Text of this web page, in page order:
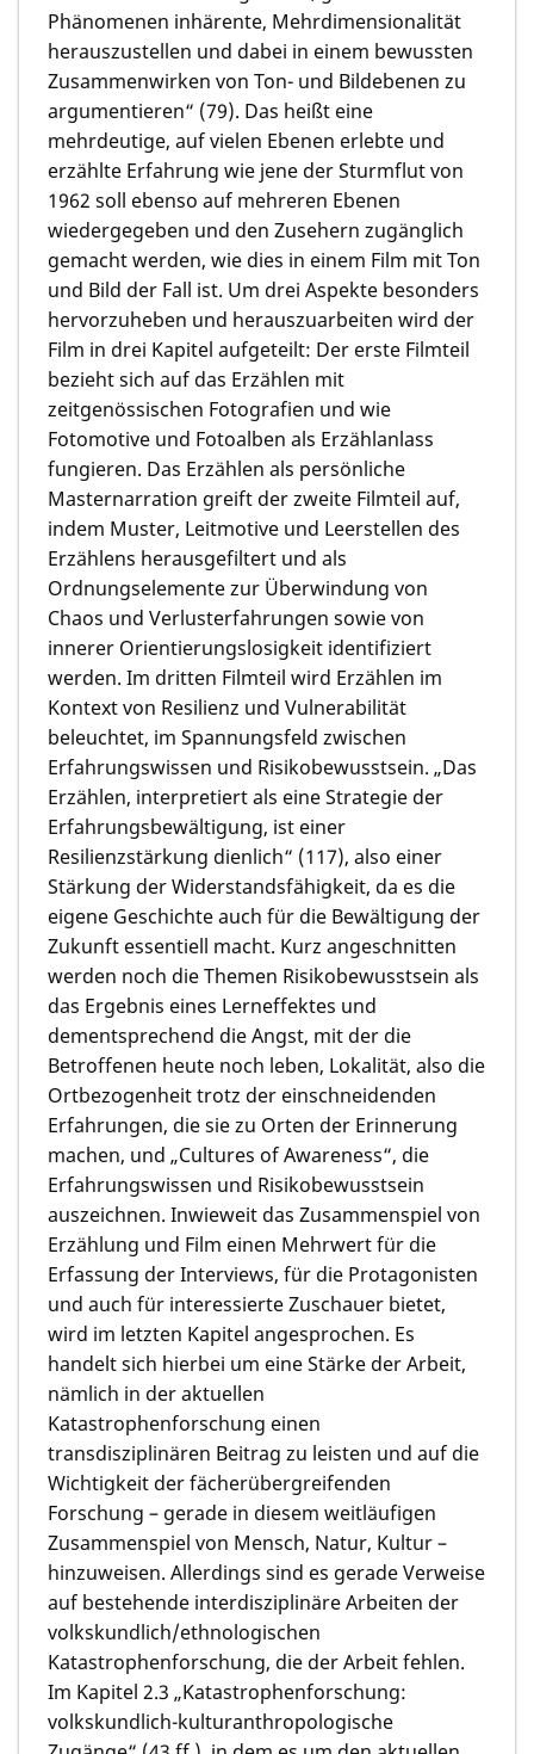
Phänomenen inhärente, Mehrdimensionalität
herauszustellen und dabei in einem bewussten
Zusammenwirken von Ton- und Bildebenen zu
argumentieren“ (79). Das heißt eine
mehrdeutige, auf vielen Ebenen erlebte und
erzählte Erfahrung wie jene der Sturmflut von
1962 soll ebenso auf mehreren Ebenen
wiedergegeben und den Zusehern zugänglich
gemacht werden, wie dies in einem Film mit Ton
und Bild der Fall ist. Um drei Aspekte besonders
hervorzuheben und herauszuarbeiten wird der
Film in drei Kapitel aufgeteilt: Der erste Filmteil
bezieht sich auf das Erzählen mit
zeitgenössischen Fotografien und wie
Fotomotive und Fotoalben als Erzählanlass
fungieren. Das Erzählen als persönliche
Masternarration greift der zweite Filmteil auf,
indem Muster, Leitmotive und Leerstellen des
Erzählens herausgefiltert und als
Ordnungselemente zur Überwindung von
Chaos und Verlusterfahrungen sowie von
innerer Orientierungslosigkeit identifiziert
werden. Im dritten Filmteil wird Erzählen im
Kontext von Resilienz und Vulnerabilität
beleuchtet, im Spannungsfeld zwischen
Erfahrungswissen und Risikobewusstsein. „Das
Erzählen, interpretiert als eine Strategie der
Erfahrungsbewältigung, ist einer
Resilienzstärkung dienlich“ (117), also einer
Stärkung der Widerstandsfähigkeit, da es die
eigene Geschichte auch für die Bewältigung der
Zukunft essentiell macht. Kurz angeschnitten
werden noch die Themen Risikobewusstsein als
das Ergebnis eines Lerneffektes und
dementsprechend die Angst, mit der die
Betroffenen heute noch leben, Lokalität, also die
Ortbezogenheit trotz der einschneidenden
Erfahrungen, die sie zu Orten der Erinnerung
machen, und „Cultures of Awareness“, die
Erfahrungswissen und Risikobewusstsein
auszeichnen. Inwieweit das Zusammenspiel von
Erzählung und Film einen Mehrwert für die
Erfassung der Interviews, für die Protagonisten
und auch für interessierte Zuschauer bietet,
wird im letzten Kapitel angesprochen. Es
handelt sich hierbei um eine Stärke der Arbeit,
nämlich in der aktuellen
Katastrophenforschung einen
transdisziplinären Beitrag zu leisten und auf die
Wichtigkeit der fächerübergreifenden
Forschung – gerade in diesem weitläufigen
Zusammenspiel von Mensch, Natur, Kultur –
hinzuweisen. Allerdings sind es gerade Verweise
auf bestehende interdisziplinäre Arbeiten der
volkskundlich/ethnologischen
Katastrophenforschung, die der Arbeit fehlen.
Im Kapitel 2.3 „Katastrophenforschung:
volkskundlich-kulturanthropologische